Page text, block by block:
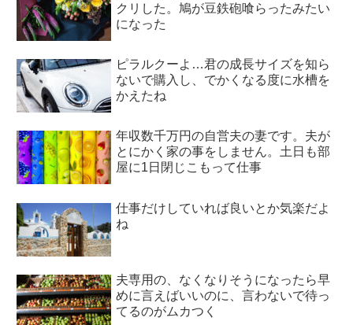
クリした。鳩が豆鉄砲喰らったみたい
になった
ピラルクーよ…君の成長サイズを知ら
ないで購入し、でかくなる度に水槽を
かえたね
年収数千万円の自営夫の妻です。夫が
とにかく家の事をしません。土日も部
屋に1日閉じこもって仕事
仕事だけしていれば良いとか気楽だよ
ね
夫専用の、なくなりそうになったら早
めに言えばいいのに、言わないで待っ
てるのがムカつく